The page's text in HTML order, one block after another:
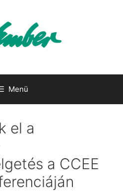
Menü
el a
a CCEE